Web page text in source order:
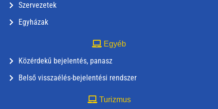
Szervezetek
Egyházak
Egyéb
Közérdekű bejelentés, panasz
Belső visszaélés-bejelentési rendszer
Turizmus